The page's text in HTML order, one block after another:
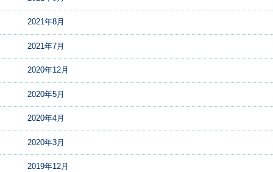
2021年8月
2021年7月
2020年12月
2020年5月
2020年4月
2020年3月
2019年12月